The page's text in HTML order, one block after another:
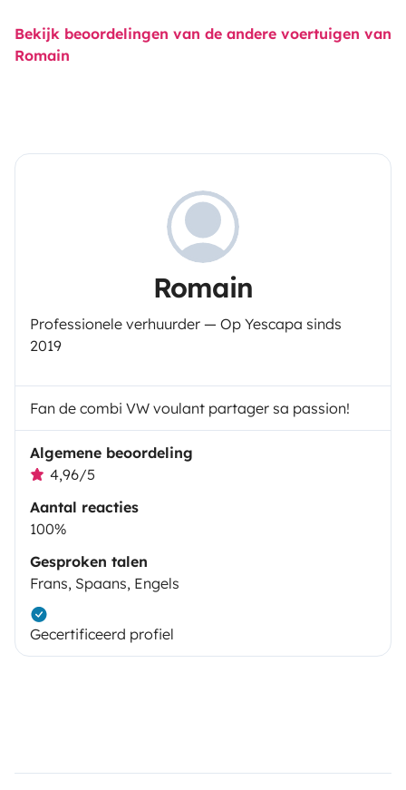
Bekijk beoordelingen van de andere voertuigen van
Romain
Romain
Professionele verhuurder — Op Yescapa sinds
2019
Fan de combi VW voulant partager sa passion!
Algemene beoordeling
4,96/5
Aantal reacties
100%
Gesproken talen
Frans, Spaans, Engels
Gecertificeerd profiel